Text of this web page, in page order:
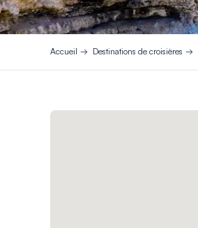
Accueil Destinations de croisières